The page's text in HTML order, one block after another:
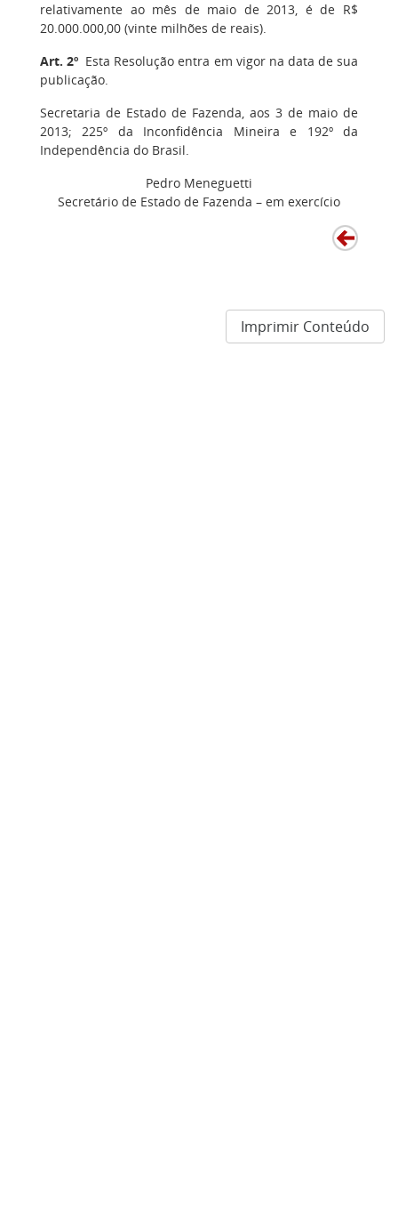
relativamente ao mês de maio de 2013, é de R$
20.000.000,00 (vinte milhões de reais).
Art. 2º Esta Resolução entra em vigor na data de sua
publicação.
Secretaria de Estado de Fazenda, aos 3 de maio de
2013; 225º da Inconfidência Mineira e 192º da
Independência do Brasil.
Pedro Meneguetti
Secretário de Estado de Fazenda – em exercício
Imprimir Conteúdo